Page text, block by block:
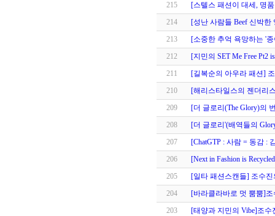
215
[스텔스 패션이 대세, 명
214
[성난 사람들 Beef 신박
213
[소중한 추억 욕망하는 '
212
[지민의 SET Me Free
211
[길복순의 아우라 패션]
210
[해리스타일스의 젠더리
209
[더 글로리(The Glory)의
208
[더 글로리'(배역들의
207
[ChatGTP : 사람 = 동감 :
206
[Next in Fashion is
205
[일타 패션스캔들] 조수
204
[바라클라바로 멋 뿜뿜]
203
[태양과 지민의 Vibe]조수